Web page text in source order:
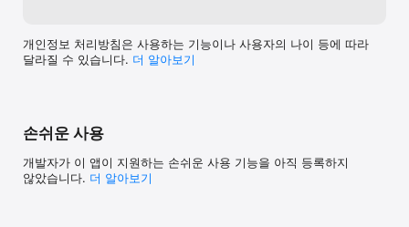
개인정보 처리방침은 사용하는 기능이나 사용자의 나이 등에 따라
달라질 수 있습니다. 더 알⁠아⁠보⁠기
손쉬운 사용
개발자가 이 앱이 지원하는 손쉬운 사용 기능을 아직 등록하지
않았습니다. 더 알아보기